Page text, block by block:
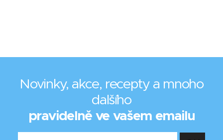
Novinky, akce, recepty a mnoho
dalšího
pravidelně ve vašem emailu